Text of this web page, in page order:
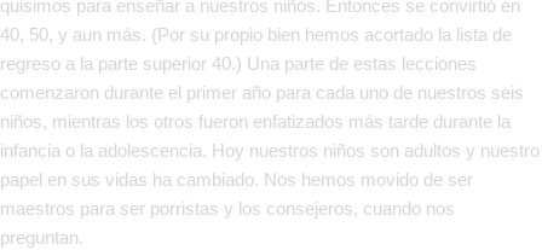
quisimos para enseñar a nuestros niños. Entonces se convirtió en
40, 50, y aun más. (Por su propio bien hemos acortado la lista de
regreso a la parte superior 40.) Una parte de estas lecciones
comenzaron durante el primer año para cada uno de nuestros seis
niños, mientras los otros fueron enfatizados más tarde durante la
infancia o la adolescencia. Hoy nuestros niños son adultos y nuestro
papel en sus vidas ha cambiado. Nos hemos movido de ser
maestros para ser porristas y los consejeros, cuando nos
preguntan.